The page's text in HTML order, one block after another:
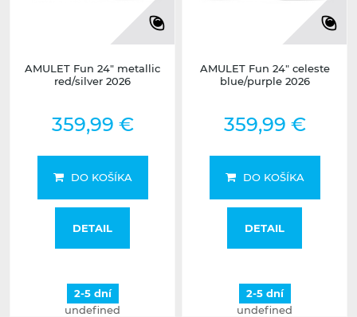
AMULET Fun 24" metallic
red/silver 2026
359,99 €
DO KOŠÍKA
DETAIL
2-5 dní
undefined
AMULET Fun 24" celeste
blue/purple 2026
359,99 €
DO KOŠÍKA
DETAIL
2-5 dní
undefined